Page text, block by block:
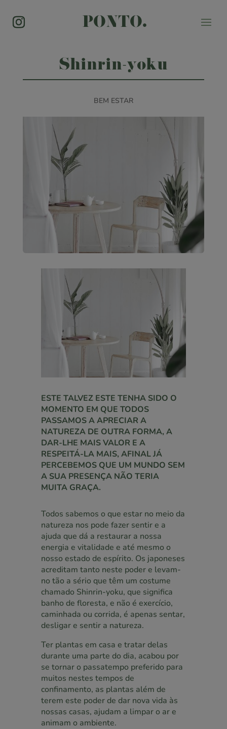
PONTO.
Shinrin-yoku
BEM ESTAR
ESTE TALVEZ ESTE TENHA SIDO O
MOMENTO EM QUE TODOS
PASSAMOS A APRECIAR A
NATUREZA DE OUTRA FORMA, A
DAR-LHE MAIS VALOR E A
RESPEITÁ-LA MAIS, AFINAL JÁ
PERCEBEMOS QUE UM MUNDO SEM
A SUA PRESENÇA NÃO TERIA
MUITA GRAÇA.
Todos sabemos o que estar no meio da
natureza nos pode fazer sentir e a
ajuda que dá a restaurar a nossa
energia e vitalidade e até mesmo o
nosso estado de espírito. Os japoneses
acreditam tanto neste poder e levam-
no tão a sério que têm um costume
chamado Shinrin-yoku, que significa
banho de floresta, e não é exercício,
caminhada ou corrida, é apenas sentar,
desligar e sentir a natureza.
Ter plantas em casa e tratar delas
durante uma parte do dia, acabou por
se tornar o passatempo preferido para
muitos nestes tempos de
confinamento, as plantas além de
terem este poder de dar nova vida às
nossas casas, ajudam a limpar o ar e
animam o ambiente.